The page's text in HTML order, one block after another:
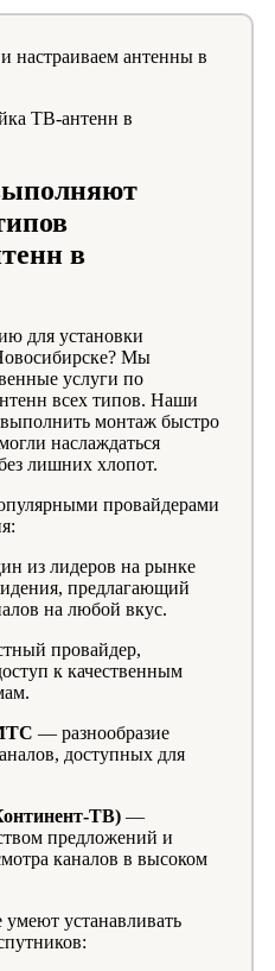
ТВ-антенн в
в
для установки
Мы
услуги по
всех типов. Наши
монтаж быстро
наслаждаться
лишних хлопот.
провайдерами
из лидеров на рынке
предлагающий
на любой вкус.
провайдер,
к качественным
— разнообразие
доступных для
ТВ) —
предложений и
каналов в высоком
устанавливать